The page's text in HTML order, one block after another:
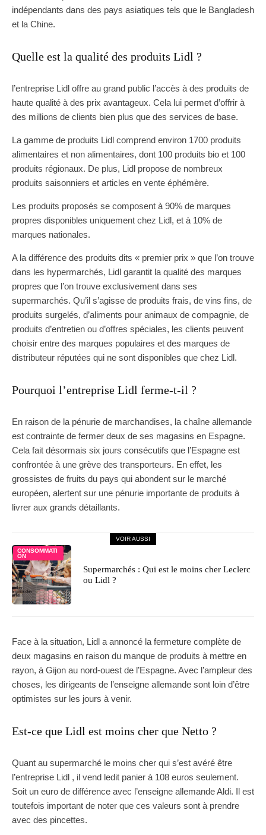
indépendants dans des pays asiatiques tels que le Bangladesh
et la Chine.
Quelle est la qualité des produits Lidl ?
l’entreprise Lidl offre au grand public l’accès à des produits de
haute qualité à des prix avantageux. Cela lui permet d’offrir à
des millions de clients bien plus que des services de base.
La gamme de produits Lidl comprend environ 1700 produits
alimentaires et non alimentaires, dont 100 produits bio et 100
produits régionaux. De plus, Lidl propose de nombreux
produits saisonniers et articles en vente éphémère.
Les produits proposés se composent à 90% de marques
propres disponibles uniquement chez Lidl, et à 10% de
marques nationales.
A la différence des produits dits « premier prix » que l’on trouve
dans les hypermarchés, Lidl garantit la qualité des marques
propres que l’on trouve exclusivement dans ses
supermarchés. Qu’il s’agisse de produits frais, de vins fins, de
produits surgelés, d’aliments pour animaux de compagnie, de
produits d’entretien ou d’offres spéciales, les clients peuvent
choisir entre des marques populaires et des marques de
distributeur réputées qui ne sont disponibles que chez Lidl.
Pourquoi l’entreprise Lidl ferme-t-il ?
En raison de la pénurie de marchandises, la chaîne allemande
est contrainte de fermer deux de ses magasins en Espagne.
Cela fait désormais six jours consécutifs que l’Espagne est
confrontée à une grève des transporteurs. En effet, les
grossistes de fruits du pays qui abondent sur le marché
européen, alertent sur une pénurie importante de produits à
livrer aux grands détaillants.
VOIR AUSSI
CONSOMMATI
ON
Supermarchés : Qui est le moins cher Leclerc
ou Lidl ?
Face à la situation, Lidl a annoncé la fermeture complète de
deux magasins en raison du manque de produits à mettre en
rayon, à Gijon au nord-ouest de l’Espagne. Avec l’ampleur des
choses, les dirigeants de l’enseigne allemande sont loin d’être
optimistes sur les jours à venir.
Est-ce que Lidl est moins cher que Netto ?
Quant au supermarché le moins cher qui s’est avéré être
l’entreprise Lidl , il vend ledit panier à 108 euros seulement.
Soit un euro de différence avec l’enseigne allemande Aldi. Il est
toutefois important de noter que ces valeurs sont à prendre
avec des pincettes.